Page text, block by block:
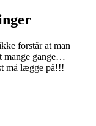
forstår at man
mange gange…
må lægge på!!! –